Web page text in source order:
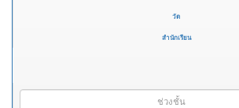
วัด
สำนักเรียน
ช่วงชั้น